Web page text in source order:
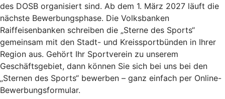
des DOSB organisiert sind. Ab dem 1. März 2027 läuft die
nächste Bewerbungsphase. Die Volksbanken
Raiffeisenbanken schreiben die „Sterne des Sports“
gemeinsam mit den Stadt- und Kreissportbünden in Ihrer
Region aus. Gehört Ihr Sportverein zu unserem
Geschäftsgebiet, dann können Sie sich bei uns bei den
„Sternen des Sports“ bewerben – ganz einfach per Online-
Bewerbungsformular.